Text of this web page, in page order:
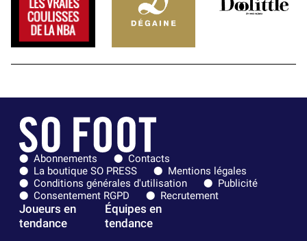
Abonnements
Contacts
La boutique SO PRESS
Mentions légales
Conditions générales d'utilisation
Publicité
Consentement RGPD
Recrutement
Joueurs en
tendance
Équipes en
tendance